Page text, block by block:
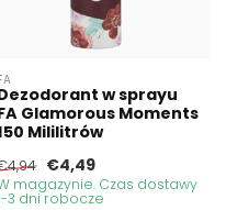
w sprayu
Glamorous Moments
Mililitrów
€4,49
magazynie. Czas dostawy
3 dni robocze